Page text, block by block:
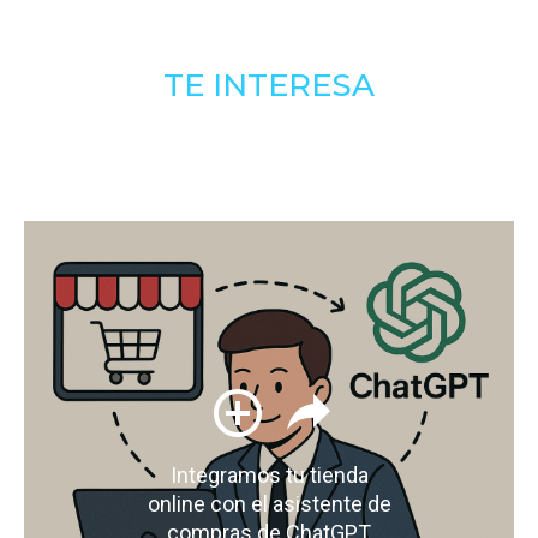
TE INTERESA
Integramos tu tienda
online con el asistente de
compras de ChatGPT